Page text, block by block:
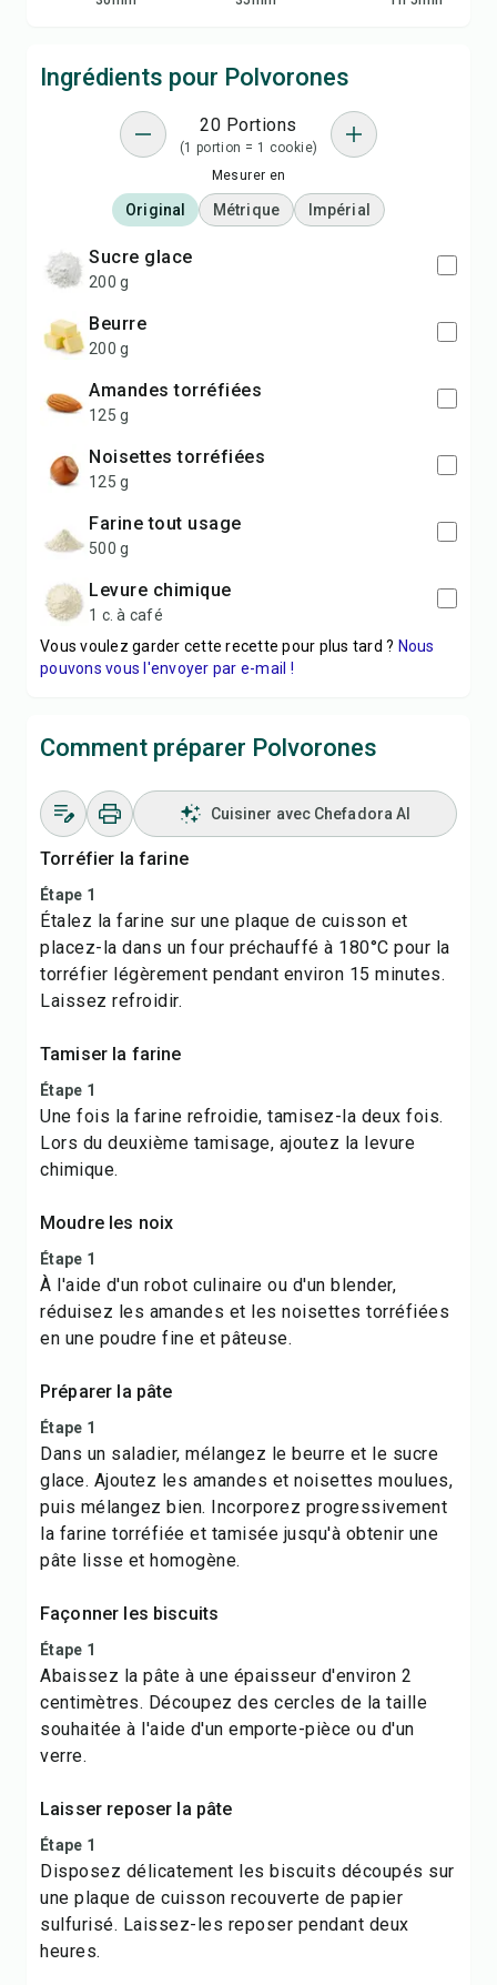
Ingrédients pour Polvorones
20 Portions
(1 portion = 1 cookie)
Mesurer en
Original Métrique Impérial
sucre glace
200 g
beurre
200 g
amandes torréfiées
125 g
noisettes torréfiées
125 g
farine tout usage
500 g
levure chimique
1 c. à café
Vous voulez garder cette recette pour plus tard ? Nous
pouvons vous l'envoyer par e-mail !
Comment préparer Polvorones
Cuisiner avec Chefadora AI
Torréfier la farine
Étape 1
Étalez la farine sur une plaque de cuisson et
placez-la dans un four préchauffé à 180°C pour la
torréfier légèrement pendant environ 15 minutes.
Laissez refroidir.
Tamiser la farine
Étape 1
Une fois la farine refroidie, tamisez-la deux fois.
Lors du deuxième tamisage, ajoutez la levure
chimique.
Moudre les noix
Étape 1
À l'aide d'un robot culinaire ou d'un blender,
réduisez les amandes et les noisettes torréfiées
en une poudre fine et pâteuse.
Préparer la pâte
Étape 1
Dans un saladier, mélangez le beurre et le sucre
glace. Ajoutez les amandes et noisettes moulues,
puis mélangez bien. Incorporez progressivement
la farine torréfiée et tamisée jusqu'à obtenir une
pâte lisse et homogène.
Façonner les biscuits
Étape 1
Abaissez la pâte à une épaisseur d'environ 2
centimètres. Découpez des cercles de la taille
souhaitée à l'aide d'un emporte-pièce ou d'un
verre.
Laisser reposer la pâte
Étape 1
Disposez délicatement les biscuits découpés sur
une plaque de cuisson recouverte de papier
sulfurisé. Laissez-les reposer pendant deux
heures.